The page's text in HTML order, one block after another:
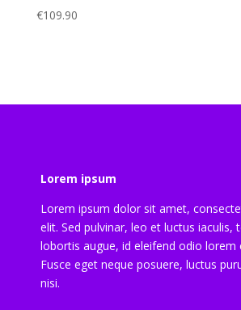
€109.90
Lorem ipsum
Lorem ipsum dolor sit amet,
elit. Sed pulvinar, leo et luctus iaculis,
lobortis augue, id eleifend odio lorem
Fusce eget neque posuere, luctus
nisi.